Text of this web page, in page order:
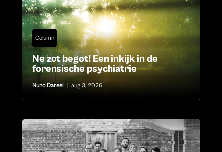
Column
Ne zot begot! Een inkijk in de
forensische psychiatrie
Nuno Daneel aug 3, 2026